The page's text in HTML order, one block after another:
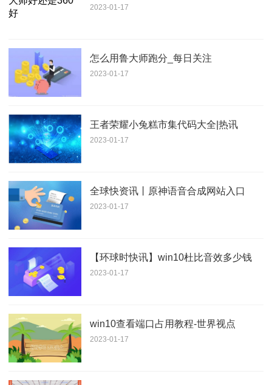
2023-01-17
怎么用鲁大师跑分_每日关注
2023-01-17
王者荣耀小兔糕市集代码大全|热讯
2023-01-17
全球快资讯丨原神语音合成网站入口
2023-01-17
【环球时快讯】win10杜比音效多少钱
2023-01-17
win10查看端口占用教程-世界视点
2023-01-17